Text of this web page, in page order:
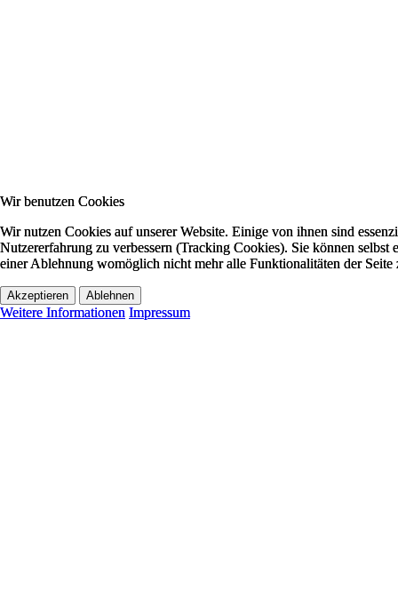
Wir benutzen Cookies
Wir nutzen Cookies auf unserer Website. Einige von ihnen sind
Nutzererfahrung zu verbessern (Tracking Cookies). Sie können selbst
einer Ablehnung womöglich nicht mehr alle Funktionalitäten der Seite
Akzeptieren Ablehnen
Weitere Informationen Impressum
Wir benutzen Cookies
Wir nutzen Cookies auf unserer Website. Einige von ihnen sind
Nutzererfahrung zu verbessern (Tracking Cookies). Sie können selbst
einer Ablehnung womöglich nicht mehr alle Funktionalitäten der Seite
Akzeptieren Ablehnen
Weitere Informationen Impressum